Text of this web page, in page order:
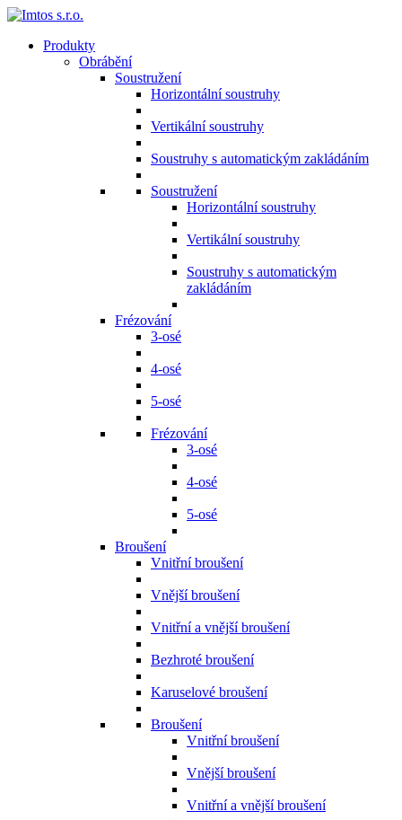
Produkty
Obrábění
Soustružení
Horizontální soustruhy
Vertikální soustruhy
Soustruhy s automatickým zakládáním
Soustružení
Horizontální soustruhy
Vertikální soustruhy
Soustruhy s automatickým
zakládáním
Frézování
3-osé
4-osé
5-osé
Frézování
3-osé
4-osé
5-osé
Broušení
Vnitřní broušení
Vnější broušení
Vnitřní a vnější broušení
Bezhroté broušení
Karuselové broušení
Broušení
Vnitřní broušení
Vnější broušení
Vnitřní a vnější broušení